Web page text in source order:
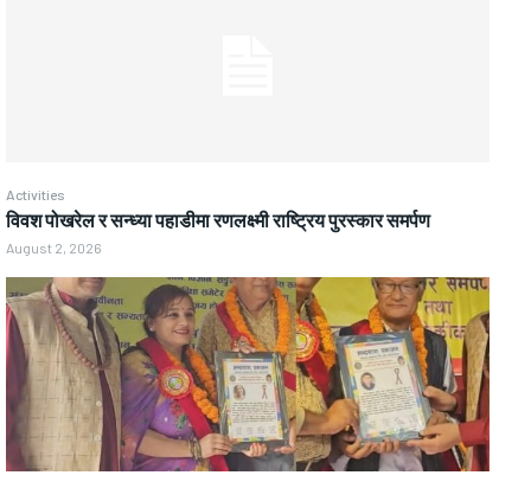
Activities
विवश पोखरेल र सन्ध्या पहाडीमा रणलक्ष्मी राष्ट्रिय पुरस्कार समर्पण
August 2, 2026